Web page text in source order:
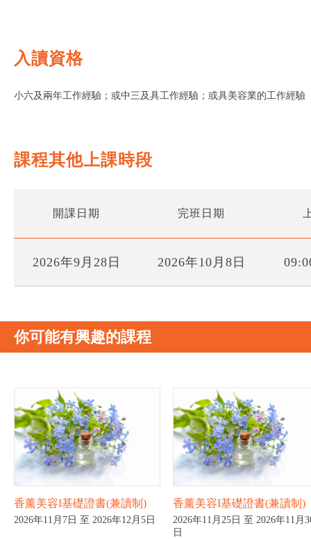
入讀資格
小六及兩年工作經驗；或中三及具工作經驗；或具美容業的工作經驗
課程其他上課時段
開課日期 完班日期
2026年9月28日 2026年10月8日
你可能有興趣的課程
香薰美容I基礎證書(兼讀制)
2026年11月7日 至 2026年12月5日
香薰美容I基礎證書(兼讀制)
2026年11月25日 至 2026年11月
日